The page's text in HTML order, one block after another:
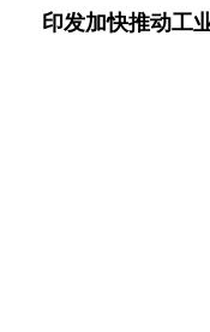
印发加快推动工